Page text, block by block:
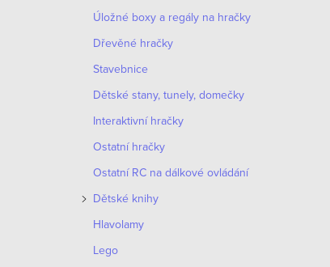
Úložné boxy a regály na hračky
Dřevěné hračky
Stavebnice
Dětské stany, tunely, domečky
Interaktivní hračky
Ostatní hračky
Ostatní RC na dálkové ovládání
Dětské knihy
Hlavolamy
Lego